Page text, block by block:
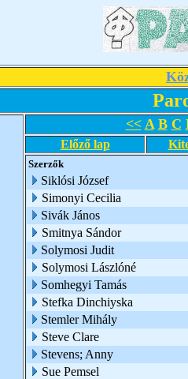
<< A B C
Előző lap
Szerzők
Siklósi József
Simonyi Cecilia
Sivák János
Smitnya Sándor
Solymosi Judit
Solymosi Lászlóné
Somhegyi Tamás
Stefka Dinchiyska
Stemler Mihály
Steve Clare
Stevens; Anny
Sue Pemsel